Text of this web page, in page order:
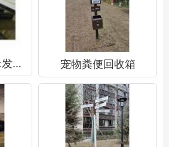
西安幸福林带3米发光吊牌 宠物粪便回收箱